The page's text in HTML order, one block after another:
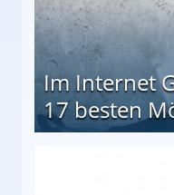
Im Internet
17 besten